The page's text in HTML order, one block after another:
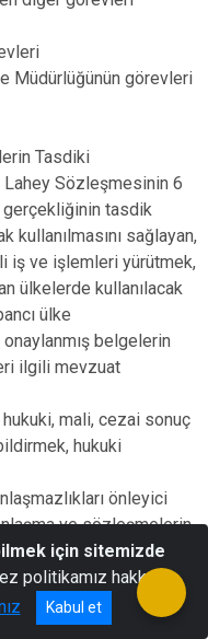
Müdürlüğünün görevleri
Tasdiki
Lahey Sözleşmesinin 6
gerçekliğinin tasdik
sağlayan,
iş ve işlemleri yürütmek,
ülkelerde kullanılacak
ülke
belgelerin
ilgili mevzuat
mali, cezai sonuç
hukuki
önleyici
ve sözleşmelerin
yardımcı olmak,
mevzuata ve plan ve
amacıyla gerekli
sunmak,
için sitemizde
politikamız hakkında
Kabul et